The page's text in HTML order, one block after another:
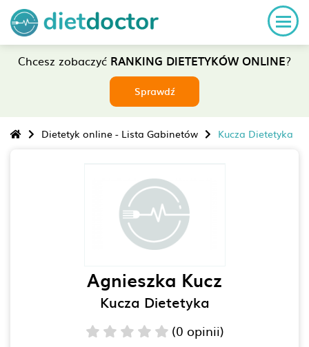
Chcesz zobaczyć RANKING DIETETYKÓW ONLINE?
Sprawdź
Dietetyk online - Lista Gabinetów Kucza Dietetyka
Agnieszka Kucz
Kucza Dietetyka
(0 opinii)